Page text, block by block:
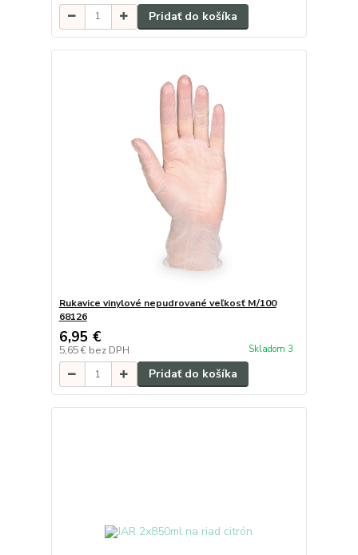
Pridať do košíka
Rukavice vinylové nepudrované veľkosť M/100
68126
6,95 €
5,65 € bez DPH Skladom 3
Pridať do košíka